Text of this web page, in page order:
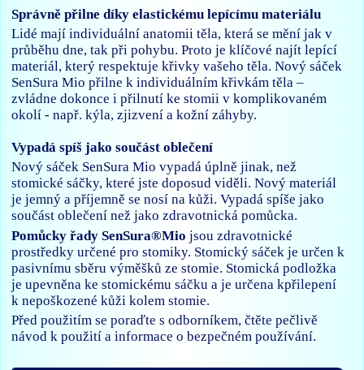
Správně přilne díky elastickému lepícímu materiálu
Lidé mají individuální anatomii těla, která se mění jak v
průběhu dne, tak při pohybu. Proto je klíčové najít lepící
materiál, který respektuje křivky vašeho těla. Nový sáček
SenSura Mio přilne k individuálním křivkám těla –
zvládne dokonce i přilnutí ke stomii v komplikovaném
okolí - např. kýla, zjizvení a kožní záhyby.
Vypadá spíš jako součást oblečení
Nový sáček SenSura Mio vypadá úplně jinak, než
stomické sáčky, které jste doposud viděli. Nový materiál
je jemný a příjemně se nosí na kůži. Vypadá spíše jako
součást oblečení než jako zdravotnická pomůcka.
Pomůcky řady SenSura®Mio jsou zdravotnické
prostředky určené pro stomiky. Stomický sáček je určen k
pasivnímu sběru výměšků ze stomie. Stomická podložka
je upevněna ke stomickému sáčku a je určena kpřilepení
k nepoškozené kůži kolem stomie.
Před použitím se poraďte s odborníkem, čtěte pečlivě
návod k použití a informace o bezpečném používání.